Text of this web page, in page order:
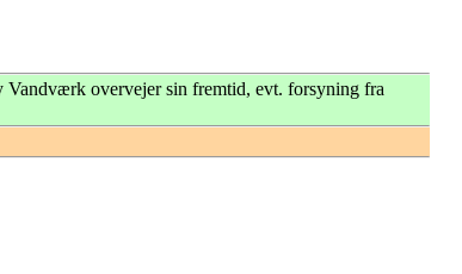
overvejer sin fremtid, evt. forsyning fra